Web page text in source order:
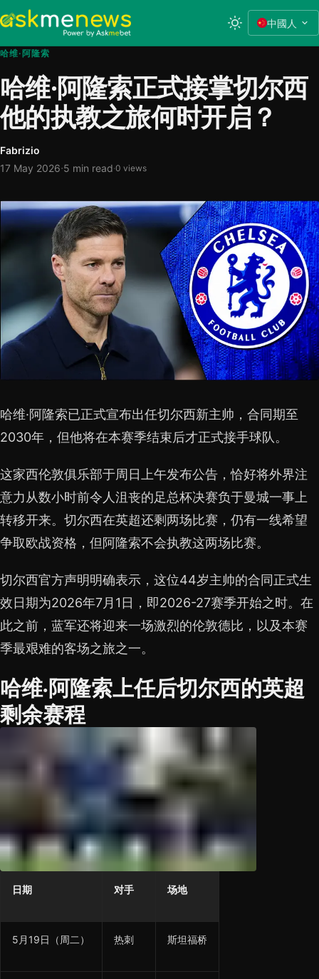
中國人
哈维·阿隆索
哈维·阿隆索正式接掌切尔西
他的执教之旅何时开启？
Fabrizio
17 May 2026·5 min read·0 views
哈维·阿隆索已正式宣布出任切尔西新主帅，合同期至
2030年，但他将在本赛季结束后才正式接手球队。
这家西伦敦俱乐部于周日上午发布公告，恰好将外界注
意力从数小时前令人沮丧的足总杯决赛负于曼城一事上
转移开来。切尔西在英超还剩两场比赛，仍有一线希望
争取欧战资格，但阿隆索不会执教这两场比赛。
切尔西官方声明明确表示，这位44岁主帅的合同正式生
效日期为2026年7月1日，即2026-27赛季开始之时。在
此之前，蓝军还将迎来一场激烈的伦敦德比，以及本赛
季最艰难的客场之旅之一。
哈维·阿隆索上任后切尔西的英超
剩余赛程
日期 对手 场地
5月19日（周二） 热刺 斯坦福桥